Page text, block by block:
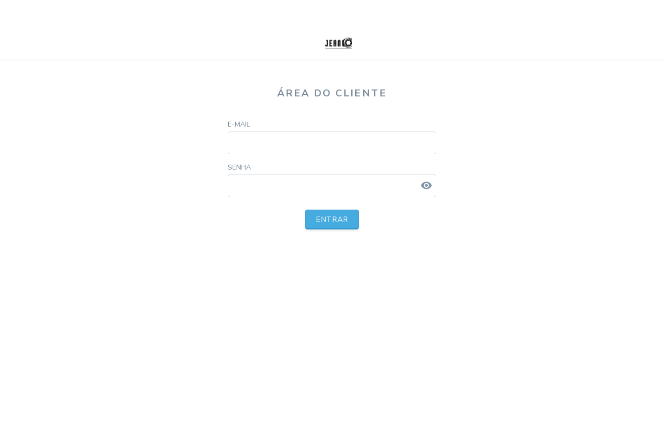
ÁREA DO CLIENTE
E-MAIL
SENHA
visibility
ENTRAR